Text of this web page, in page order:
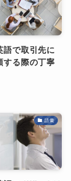
語で取引先に
する際の丁寧
語彙